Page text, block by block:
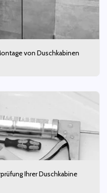
von Duschkabinen
Ihrer Duschkabine